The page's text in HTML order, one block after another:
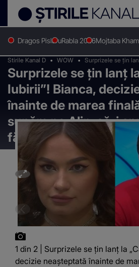
Dragos PislaruRabla 2026Mojtaba
Stirile Kanal D WOW
Surprizele se țin
decizie
„Vrei să-l sunăm
Surprizele se țin lanț
Iubirii”! Bianca,
înainte de marea
sunăm pe Alin, să-i
făcut?”
1 din 2 | Surprizele se țin lanț la
decizie neașteptată înainte de